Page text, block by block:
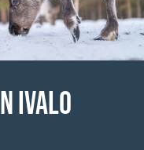
Ivalo